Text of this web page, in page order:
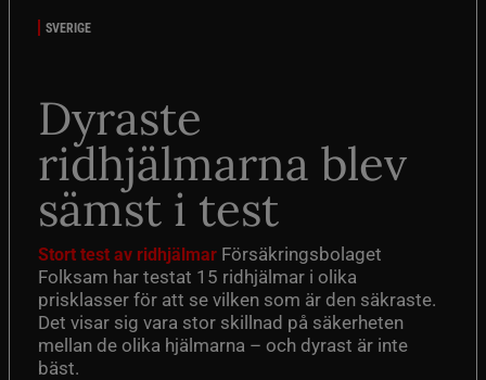
SVERIGE
Dyraste
ridhjälmarna blev
sämst i test
Stort test av ridhjälmar Försäkringsbolaget
Folksam har testat 15 ridhjälmar i olika
prisklasser för att se vilken som är den säkraste.
Det visar sig vara stor skillnad på säkerheten
mellan de olika hjälmarna – och dyrast är inte
bäst.